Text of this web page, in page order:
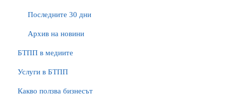
Последните 30 дни
Архив на новини
БTПП в медиите
Услуги в БТПП
Какво ползва бизнесът